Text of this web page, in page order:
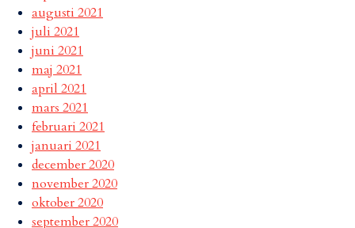
augusti 2021
juli 2021
juni 2021
maj 2021
april 2021
mars 2021
februari 2021
januari 2021
december 2020
november 2020
oktober 2020
september 2020